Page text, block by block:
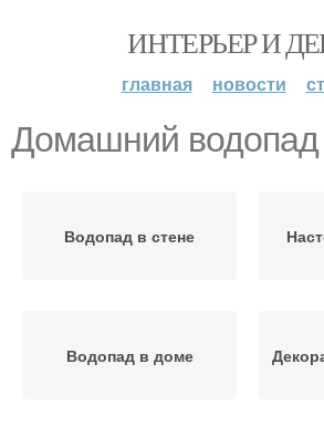
ИНТЕРЬЕР И
главная новости
Домашний водопад
Водопад в стене
Водопад в доме